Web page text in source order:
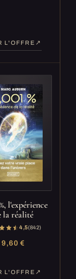
L'OFFRE
l'expérience
la réalité
4,5(842)
9,60 €
L'OFFRE